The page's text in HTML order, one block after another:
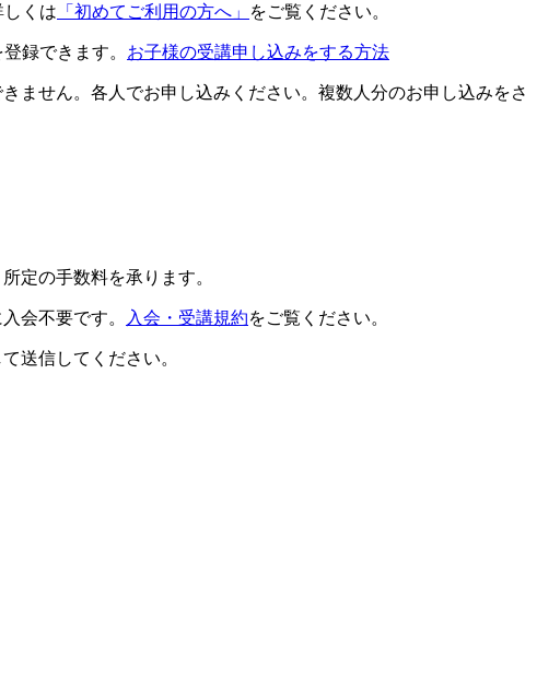
くは 「初めてご利用の方へ」 をご覧ください。
録できます。 お子様の受講申し込みをする方法
ません。各人でお申し込みください。複数人分のお申し込みをさ
定の手数料を承ります。
会不要です。 入会・受講規約をご覧ください。
送信してください。